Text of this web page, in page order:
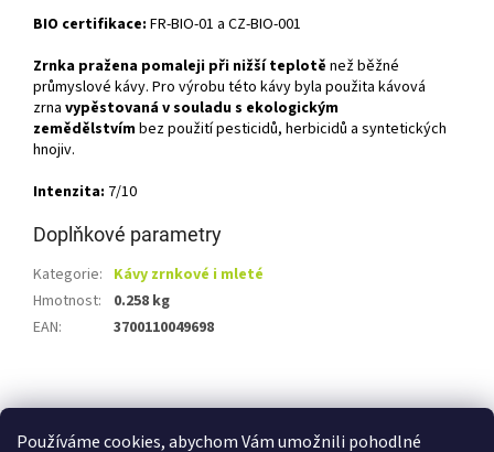
Používáme cookies, abychom Vám umožnili pohodlné
BIO certifikace: FR-BIO-01 a CZ-BIO-001
Zrnka pražena pomaleji při nižší teplotě než běžné
průmyslové kávy. Pro výrobu této kávy byla použita kávová
zrna vypěstovaná v souladu s ekologickým
zemědělstvímbez použití pesticidů, herbicidů a syntetických
hnojiv.
Intenzita: 7/10
Doplňkové parametry
Kategorie: Kávy zrnkové i mleté
Hmotnost:
0.258 kg
EAN: 3700110049698
á